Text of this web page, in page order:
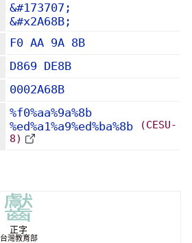
&#173707;
&#x2A68B;
F0 AA 9A 8B
D869 DE8B
0002A68B
%f0%aa%9a%8b
%ed%a1%a9%ed%ba%8b
(CESU-
8)
齾
正字
台灣教育部